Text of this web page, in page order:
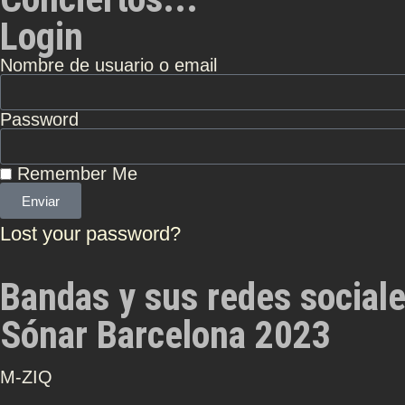
Login
Nombre de usuario o email
Password
Remember Me
Enviar
Lost your password?
Bandas y sus redes
Sónar Barcelona 2023
Μ-ZIQ